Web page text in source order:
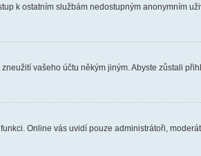
k ostatním službám nedostupným anonymním
vašeho účtu někým jiným. Abyste zůstali
Online vás uvidí pouze administrátoři,